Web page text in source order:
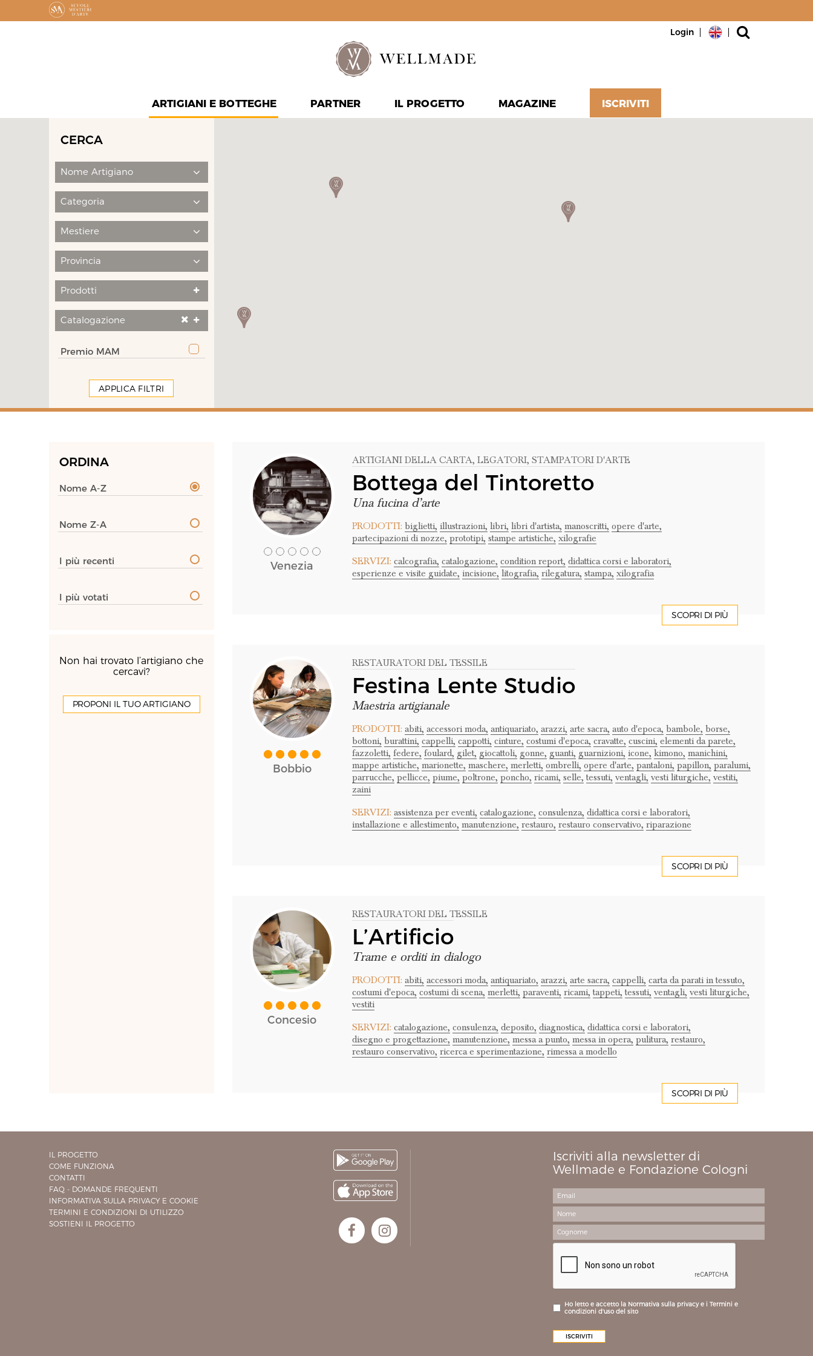
Login
ARTIGIANI E BOTTEGHE PARTNER IL PROGETTO MAGAZINE ISCRIVITI
CERCA
Nome Artigiano
Categoria
Mestiere
Provincia
Prodotti
Catalogazione
Premio MAM
APPLICA FILTRI
ORDINA
Nome A-Z
Nome Z-A
I più recenti
I più votati
Non hai trovato l’artigiano che
cercavi?
PROPONI IL TUO ARTIGIANO
Venezia
ARTIGIANI DELLA CARTA, LEGATORI, STAMPATORI D'ARTE
Bottega del Tintoretto
Una fucina d’arte
PRODOTTI: biglietti, illustrazioni, libri, libri d'artista, manoscritti, opere d'arte,
partecipazioni di nozze, prototipi, stampe artistiche, xilografie
SERVIZI: calcografia, catalogazione, condition report, didattica corsi e laboratori,
esperienze e visite guidate, incisione, litografia, rilegatura, stampa, xilografia
SCOPRI DI PIÙ
Bobbio
RESTAURATORI DEL TESSILE
Festina Lente Studio
Maestria artigianale
PRODOTTI: abiti, accessori moda, antiquariato, arazzi, arte sacra, auto d'epoca, bambole, borse,
bottoni, burattini, cappelli, cappotti, cinture, costumi d'epoca, cravatte, cuscini, elementi da parete,
fazzoletti, federe, foulard, gilet, giocattoli, gonne, guanti, guarnizioni, icone, kimono, manichini,
mappe artistiche, marionette, maschere, merletti, ombrelli, opere d'arte, pantaloni, papillon, paralumi,
parrucche, pellicce, piume, poltrone, poncho, ricami, selle, tessuti, ventagli, vesti liturgiche, vestiti,
zaini
SERVIZI: assistenza per eventi, catalogazione, consulenza, didattica corsi e laboratori,
installazione e allestimento, manutenzione, restauro, restauro conservativo, riparazione
SCOPRI DI PIÙ
Concesio
RESTAURATORI DEL TESSILE
L’Artificio
Trame e orditi in dialogo
PRODOTTI: abiti, accessori moda, antiquariato, arazzi, arte sacra, cappelli, carta da parati in tessuto,
costumi d'epoca, costumi di scena, merletti, paraventi, ricami, tappeti, tessuti, ventagli, vesti liturgiche,
vestiti
SERVIZI: catalogazione, consulenza, deposito, diagnostica, didattica corsi e laboratori,
disegno e progettazione, manutenzione, messa a punto, messa in opera, pulitura, restauro,
restauro conservativo, ricerca e sperimentazione, rimessa a modello
SCOPRI DI PIÙ
IL PROGETTO
COME FUNZIONA
CONTATTI
FAQ - DOMANDE FREQUENTI
INFORMATIVA SULLA PRIVACY E COOKIE
TERMINI E CONDIZIONI DI UTILIZZO
SOSTIENI IL PROGETTO
Iscriviti alla newsletter di
Wellmade e Fondazione Cologni
Ho letto e accetto la Normativa sulla privacy e i Termini e
condizioni d'uso del sito